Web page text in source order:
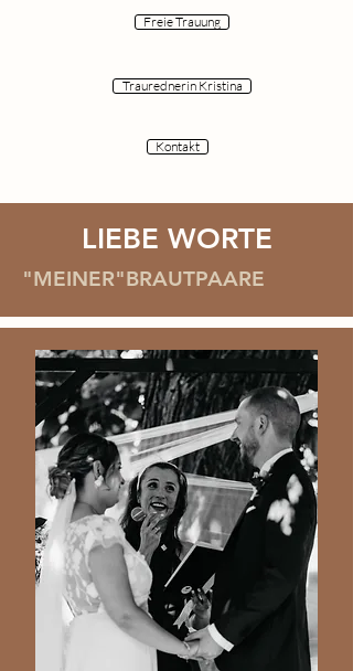
Freie Trauung
Traurednerin Kristina
Kontakt
LIEBE WORTE
"MEINER"BRAUTPAARE